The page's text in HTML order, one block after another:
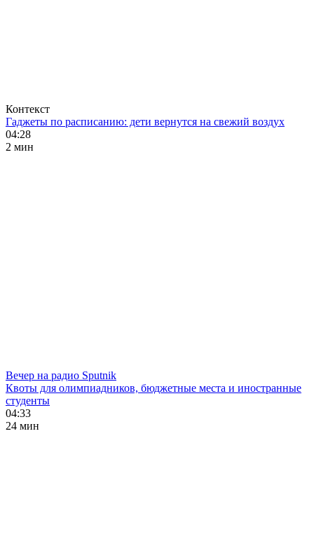
Контекст
Гаджеты по расписанию: дети вернутся на свежий воздух
04:28
2 мин
Вечер на радио Sputnik
Квоты для олимпиадников, бюджетные места и иностранные
студенты
04:33
24 мин